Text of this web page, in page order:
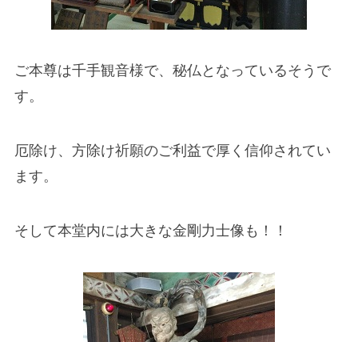
ご本尊は千手観音様で、秘仏となっているそうで
す。
厄除け、方除け祈願のご利益で厚く信仰されてい
ます。
そして本堂内には大きな金剛力士像も！！